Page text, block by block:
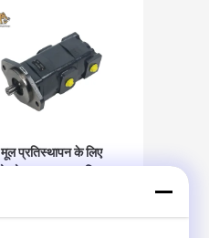
मूल प्रतिस्थापन के लिए